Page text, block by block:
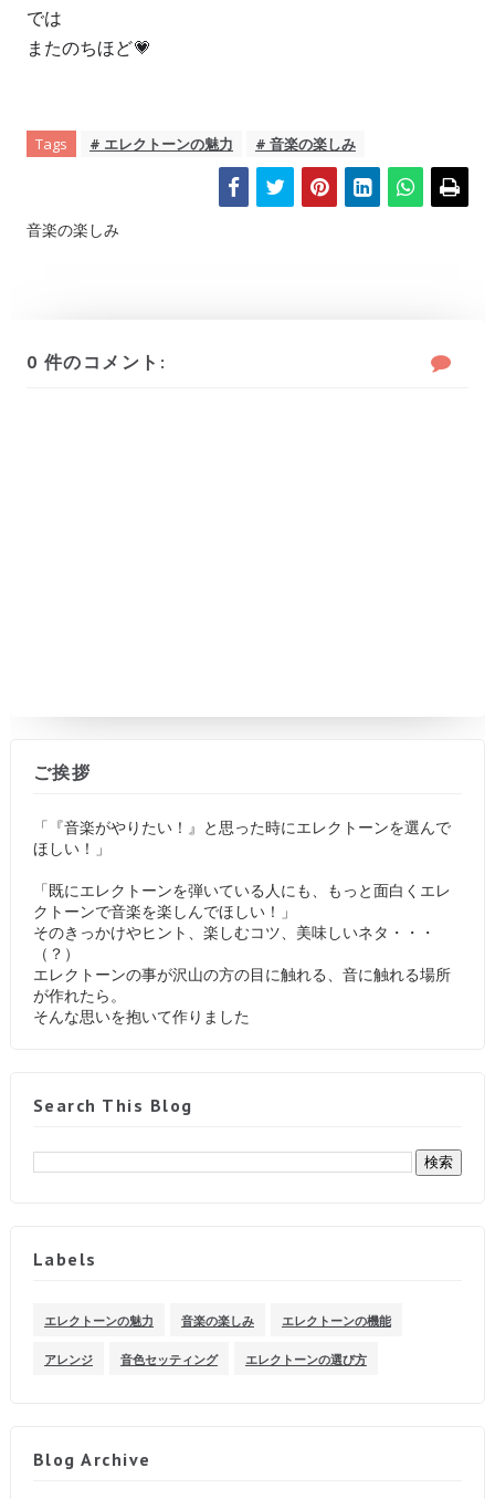
では
またのちほど💗
Tags # エレクトーンの魅力 # 音楽の楽しみ
音楽の楽しみ
0 件のコメント:
ご挨拶
「『音楽がやりたい！』と思った時にエレクトーンを選んで
ほしい！」
「既にエレクトーンを弾いている人にも、もっと面白くエレ
クトーンで音楽を楽しんでほしい！」
そのきっかけやヒント、楽しむコツ、美味しいネタ・・・
（？）
エレクトーンの事が沢山の方の目に触れる、音に触れる場所
が作れたら。
そんな思いを抱いて作りました
Search This Blog
Labels
エレクトーンの魅力 音楽の楽しみ エレクトーンの機能
アレンジ 音色セッティング エレクトーンの選び方
Blog Archive